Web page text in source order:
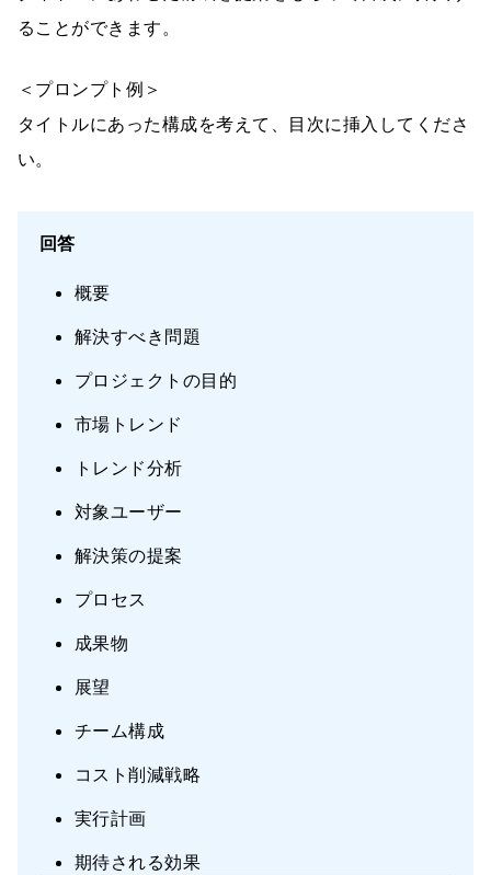
ることができます。
＜プロンプト例＞
タイトルにあった構成を考えて、目次に挿入してくださ
い。
回答
概要
解決すべき問題
プロジェクトの目的
市場トレンド
トレンド分析
対象ユーザー
解決策の提案
プロセス
成果物
展望
チーム構成
コスト削減戦略
実行計画
期待される効果